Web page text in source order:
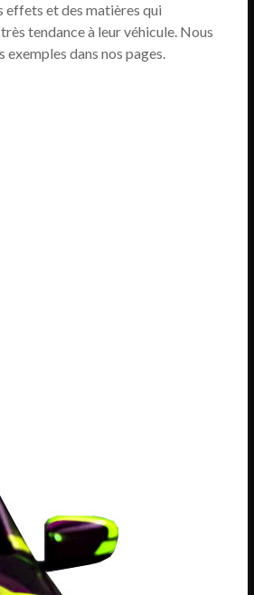
effets et des matières qui
tendance à leur véhicule. Nous
exemples dans nos pages.